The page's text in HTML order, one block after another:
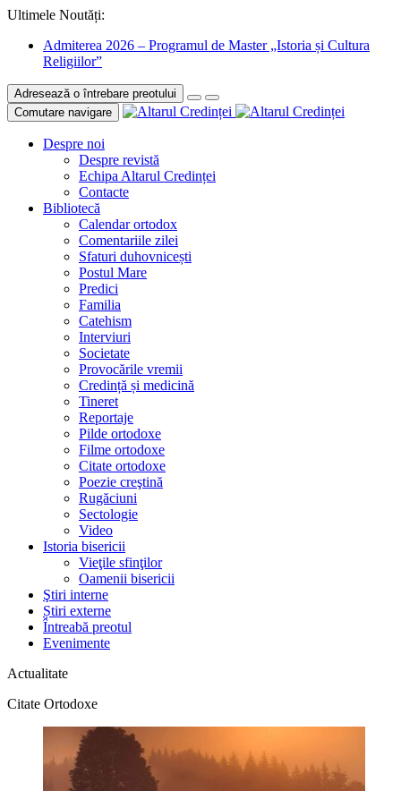
Ultimele Noutăți:
Admiterea 2026 – Programul de Master „Istoria și Cultura
Religiilor”
Adresează o întrebare preotului
Comutare navigare
Despre noi
Despre revistă
Echipa Altarul Credinței
Contacte
Bibliotecă
Calendar ortodox
Comentariile zilei
Sfaturi duhovnicești
Postul Mare
Predici
Familia
Catehism
Interviuri
Societate
Provocările vremii
Credință și medicină
Tineret
Reportaje
Pilde ortodoxe
Filme ortodoxe
Citate ortodoxe
Poezie creştină
Rugăciuni
Sectologie
Video
Istoria bisericii
Vieţile sfinţilor
Oamenii bisericii
Ştiri interne
Știri externe
Întreabă preotul
Evenimente
Actualitate
Citate Ortodoxe